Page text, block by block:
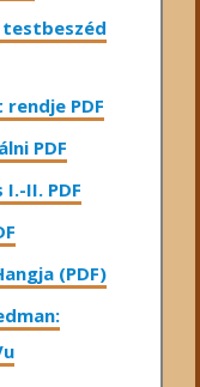
testbeszéd
PDF
PDF
II. PDF
(PDF)